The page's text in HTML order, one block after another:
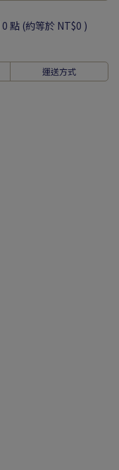
0 點 (約等於 NT$0 )
運送方式